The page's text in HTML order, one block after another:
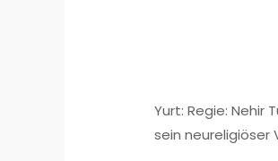
Yurt: Regie: Nehir
sein neureligiöser